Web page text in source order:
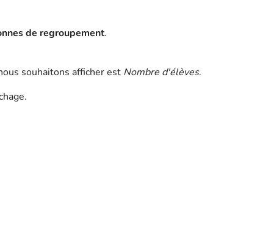
de regroupement.
souhaitons afficher est Nombre d'élèves.